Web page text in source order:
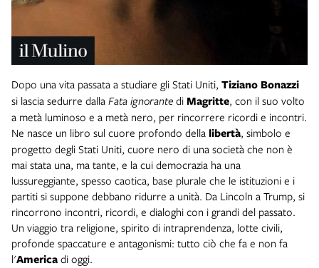
Dopo una vita passata a studiare gli Stati Uniti, Tiziano Bonazzi
si lascia sedurre dalla Fata ignorante di Magritte, con il suo volto
a metà luminoso e a metà nero, per rincorrere ricordi e incontri.
Ne nasce un libro sul cuore profondo della libertà, simbolo e
progetto degli Stati Uniti, cuore nero di una società che non è
mai stata una, ma tante, e la cui democrazia ha una
lussureggiante, spesso caotica, base plurale che le istituzioni e i
partiti si suppone debbano ridurre a unità. Da Lincoln a Trump, si
rincorrono incontri, ricordi, e dialoghi con i grandi del passato.
Un viaggio tra religione, spirito di intraprendenza, lotte civili,
profonde spaccature e antagonismi: tutto ciò che fa e non fa
l'America di oggi.